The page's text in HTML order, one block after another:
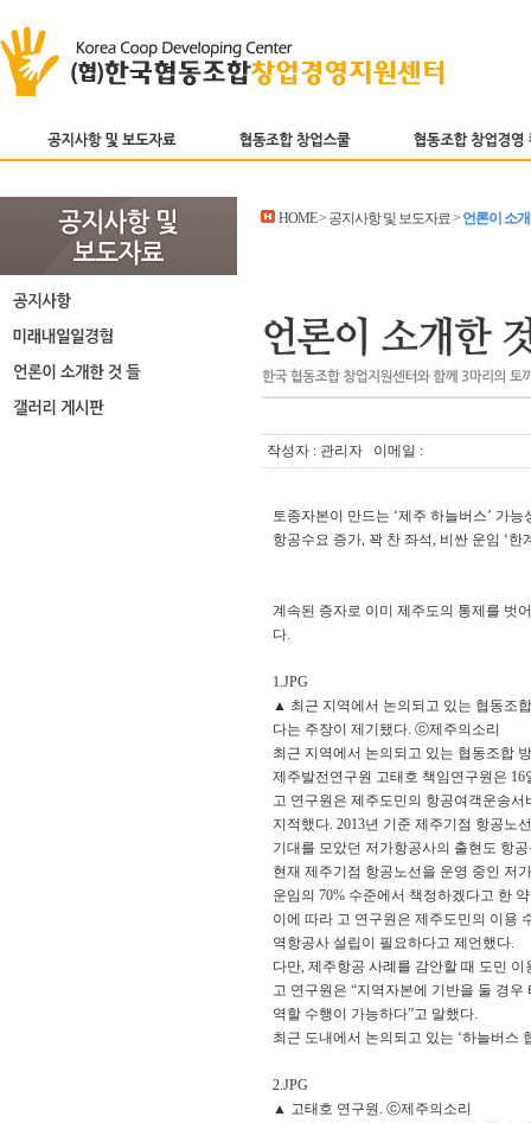
HOME > 공지사항 및 보도자료 > 언론이 소
작성자 : 관리자 이메일 :
토종자본이 만드는 ‘제주 하늘버스’ 가능
항공수요 증가, 꽉 찬 좌석, 비싼 운임 ‘
계속된 증자로 이미 제주도의 통제를 벗
다.
1.JPG
▲ 최근 지역에서 논의되고 있는 협동조
다는 주장이 제기됐다. ⓒ제주의소리
최근 지역에서 논의되고 있는 협동조합
제주발전연구원 고태호 책임연구원은
고 연구원은 제주도민의 항공여객운송
지적했다. 2013년 기준 제주기점 항공노
기대를 모았던 저가항공사의 출현도 항
현재 제주기점 항공노선을 운영 중인 저
운임의 70% 수준에서 책정하겠다고 한
이에 따라 고 연구원은 제주도민의 이용
역항공사 설립이 필요하다고 제언했다.
다만, 제주항공 사례를 감안할 때 도민
고 연구원은 “지역자본에 기반을 둘 경
역할 수행이 가능하다”고 말했다.
최근 도내에서 논의되고 있는 ‘하늘버스
2.JPG
▲ 고태호 연구원. ⓒ제주의소리